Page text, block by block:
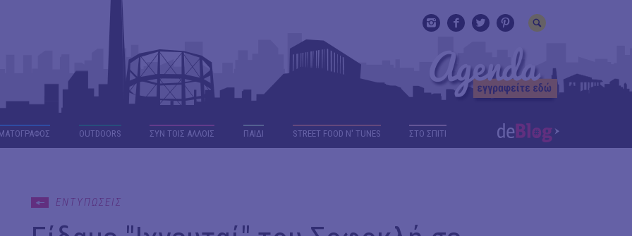
OUTDΟORS ΣΥΝ ΤΟΙΣ ΑΛΛΟΙΣ ΠΑΙΔΙ STREET FOOD N' TUNES ΣΤΟ ΣΠΙΤΙ
ΕΝΤΥΠΩΣΕΙΣ